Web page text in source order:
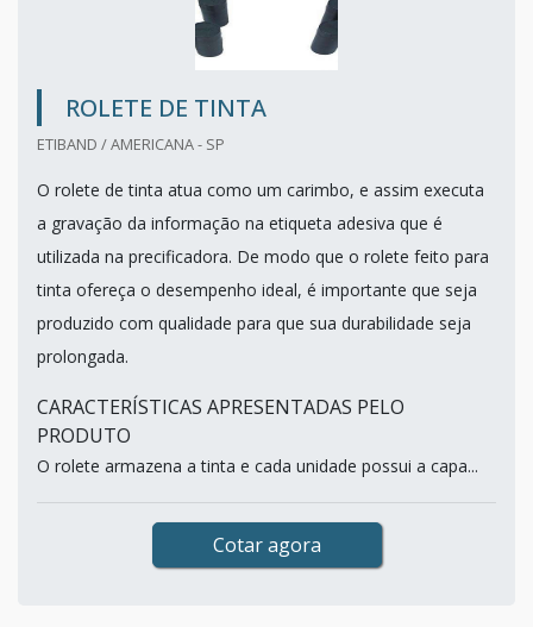
ROLETE DE TINTA
ETIBAND / AMERICANA - SP
O rolete de tinta atua como um carimbo, e assim executa
a gravação da informação na etiqueta adesiva que é
utilizada na precificadora. De modo que o rolete feito para
tinta ofereça o desempenho ideal, é importante que seja
produzido com qualidade para que sua durabilidade seja
prolongada.
CARACTERÍSTICAS APRESENTADAS PELO
PRODUTO
O rolete armazena a tinta e cada unidade possui a capa...
Cotar agora